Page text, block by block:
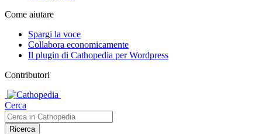
Come aiutare
Spargi la voce
Collabora economicamente
Il plugin di Cathopedia per Wordpress
Contributori
Cerca
Ricerca